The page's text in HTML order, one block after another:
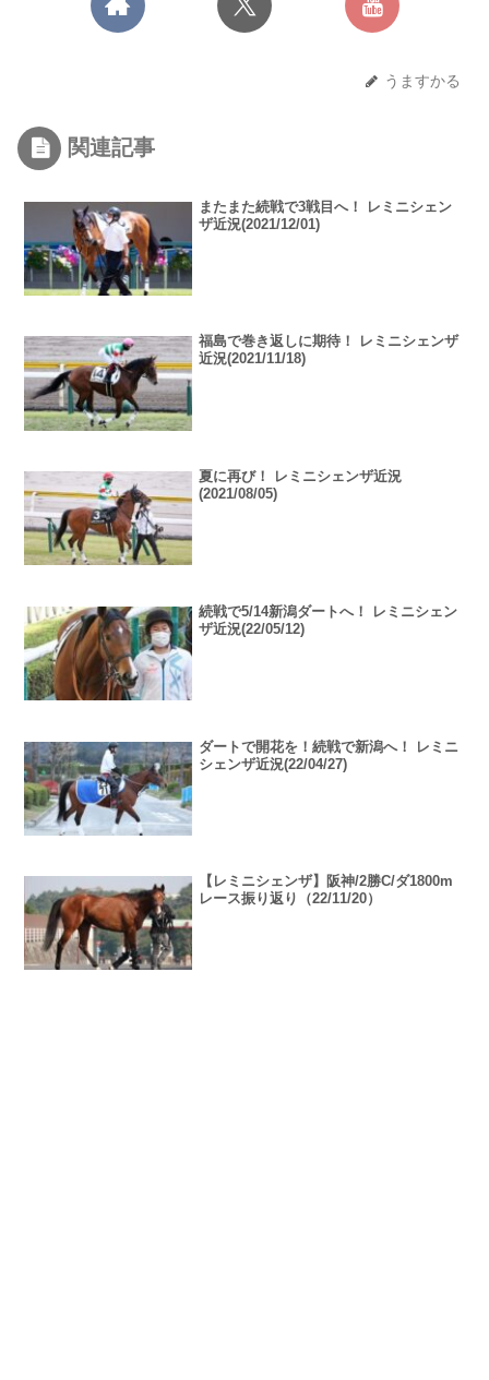
うますかる
関連記事
またまた続戦で3戦目へ！ レミニシェン
ザ近況(2021/12/01)
福島で巻き返しに期待！ レミニシェンザ
近況(2021/11/18)
夏に再び！ レミニシェンザ近況
(2021/08/05)
続戦で5/14新潟ダートへ！ レミニシェン
ザ近況(22/05/12)
ダートで開花を！続戦で新潟へ！ レミニ
シェンザ近況(22/04/27)
【レミニシェンザ】阪神/2勝C/ダ1800m
レース振り返り（22/11/20）